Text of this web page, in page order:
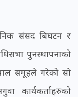
संसद बिघटन र
पुनस्थापनाको
समूहले गरेको सो
कार्यकर्ताहरुको